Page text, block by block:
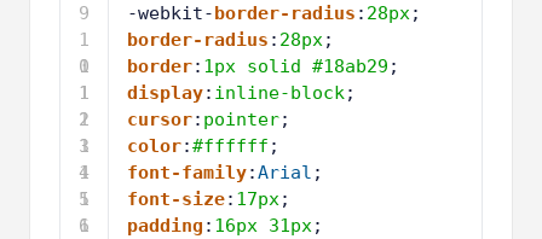
9
1
0
1
1
1
2
1
3
1
4
1
5
1
6
1
-webkit- border-radius : 28px;
border-radius : 28px;
border: 1px solid #18ab29 ;
display: inline-block;
cursor: pointer;
color:#ffffff ;
font-family:Arial ;
font-size: 17px;
padding : 16px 31px;